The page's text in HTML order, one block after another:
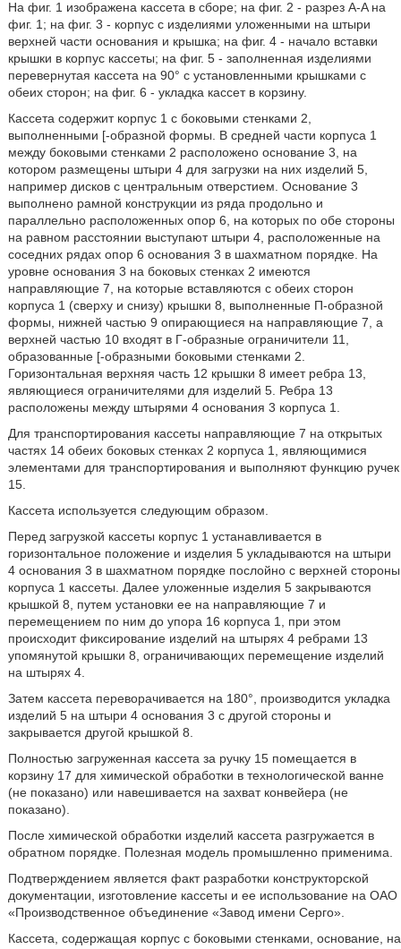
На фиг. 1 изображена кассета в сборе; на фиг. 2 - разрез A-A на
фиг. 1; на фиг. 3 - корпус с изделиями уложенными на штыри
верхней части основания и крышка; на фиг. 4 - начало вставки
крышки в корпус кассеты; на фиг. 5 - заполненная изделиями
перевернутая кассета на 90° с установленными крышками с
обеих сторон; на фиг. 6 - укладка кассет в корзину.
Кассета содержит корпус 1 с боковыми стенками 2,
выполненными [-образной формы. В средней части корпуса 1
между боковыми стенками 2 расположено основание 3, на
котором размещены штыри 4 для загрузки на них изделий 5,
например дисков с центральным отверстием. Основание 3
выполнено рамной конструкции из ряда продольно и
параллельно расположенных опор 6, на которых по обе стороны
на равном расстоянии выступают штыри 4, расположенные на
соседних рядах опор 6 основания 3 в шахматном порядке. На
уровне основания 3 на боковых стенках 2 имеются
направляющие 7, на которые вставляются с обеих сторон
корпуса 1 (сверху и снизу) крышки 8, выполненные П-образной
формы, нижней частью 9 опирающиеся на направляющие 7, а
верхней частью 10 входят в Г-образные ограничители 11,
образованные [-образными боковыми стенками 2.
Горизонтальная верхняя часть 12 крышки 8 имеет ребра 13,
являющиеся ограничителями для изделий 5. Ребра 13
расположены между штырями 4 основания 3 корпуса 1.
Для транспортирования кассеты направляющие 7 на открытых
частях 14 обеих боковых стенках 2 корпуса 1, являющимися
элементами для транспортирования и выполняют функцию ручек
15.
Кассета используется следующим образом.
Перед загрузкой кассеты корпус 1 устанавливается в
горизонтальное положение и изделия 5 укладываются на штыри
4 основания 3 в шахматном порядке послойно с верхней стороны
корпуса 1 кассеты. Далее уложенные изделия 5 закрываются
крышкой 8, путем установки ее на направляющие 7 и
перемещением по ним до упора 16 корпуса 1, при этом
происходит фиксирование изделий на штырях 4 ребрами 13
упомянутой крышки 8, ограничивающих перемещение изделий
на штырях 4.
Затем кассета переворачивается на 180°, производится укладка
изделий 5 на штыри 4 основания 3 с другой стороны и
закрывается другой крышкой 8.
Полностью загруженная кассета за ручку 15 помещается в
корзину 17 для химической обработки в технологической ванне
(не показано) или навешивается на захват конвейера (не
показано).
После химической обработки изделий кассета разгружается в
обратном порядке. Полезная модель промышленно применима.
Подтверждением является факт разработки конструкторской
документации, изготовление кассеты и ее использование на ОАО
«Производственное объединение «Завод имени Серго».
Кассета, содержащая корпус с боковыми стенками, основание, на